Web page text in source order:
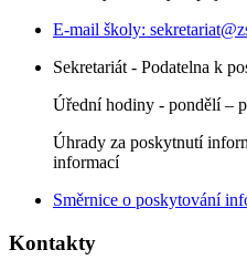
E-mail školy:
Sekretariát - Podatelna k
Úřední hodiny - pondělí –
Úhrady za poskytnutí
informací
Směrnice o poskytování
Kontakty